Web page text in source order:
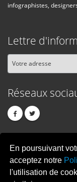
En poursuivant
acceptez notre
l'utilisation de
infographistes,
Lettre
Réseaux
PIXELCREATION